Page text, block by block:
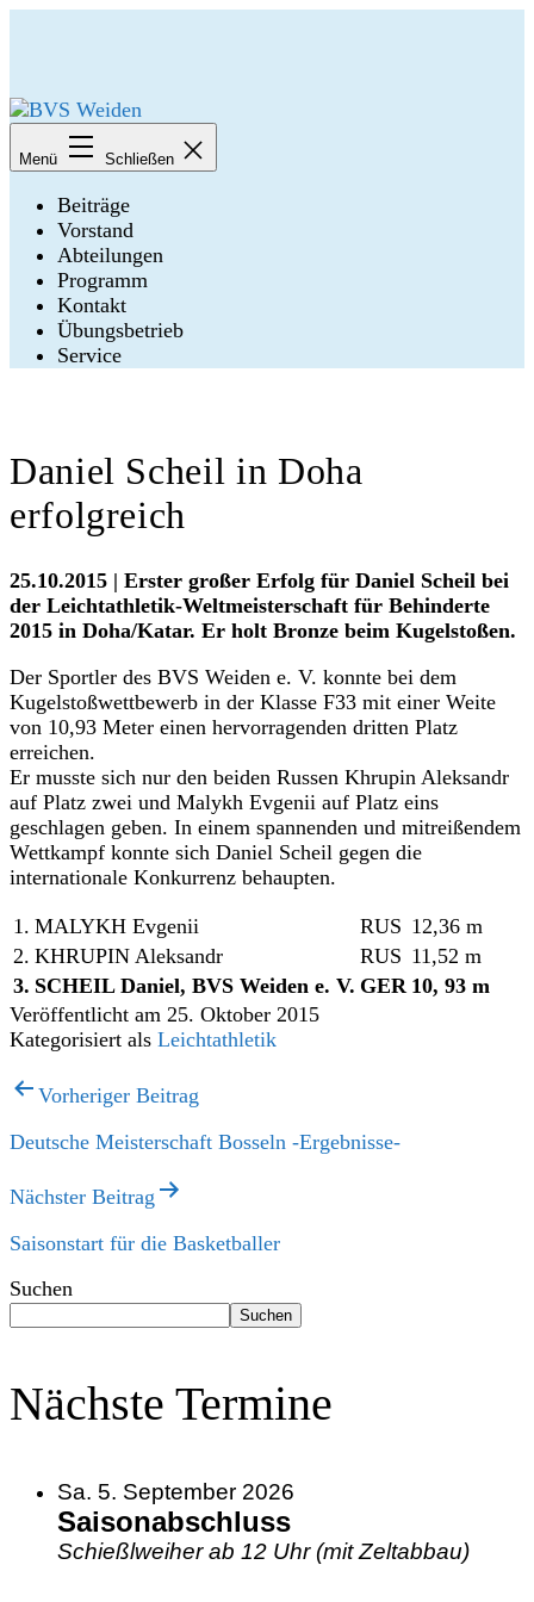
BVS
Weiden
Menü Schließen
Beiträge
Vorstand
Abteilungen
Programm
Kontakt
Übungsbetrieb
Service
Daniel Scheil in Doha
erfolgreich
25.10.2015 | Erster großer Erfolg für Daniel Scheil bei
der Leichtathletik-Weltmeisterschaft für Behinderte
2015 in Doha/Katar. Er holt Bronze beim Kugelstoßen.
Der Sportler des BVS Weiden e. V. konnte bei dem
Kugelstoßwettbewerb in der Klasse F33 mit einer Weite
von 10,93 Meter einen hervorragenden dritten Platz
erreichen.
Er musste sich nur den beiden Russen Khrupin Aleksandr
auf Platz zwei und Malykh Evgenii auf Platz eins
geschlagen geben. In einem spannenden und mitreißendem
Wettkampf konnte sich Daniel Scheil gegen die
internationale Konkurrenz behaupten.
1. MALYKH Evgenii RUS 12,36 m
2. KHRUPIN Aleksandr RUS 11,52 m
3. SCHEIL Daniel, BVS Weiden e. V. GER 10, 93 m
Veröffentlicht am 25. Oktober 2015
Kategorisiert als Leichtathletik
Beitragsnavigation
Vorheriger Beitrag
Deutsche Meisterschaft Bosseln -Ergebnisse-
Nächster Beitrag
Saisonstart für die Basketballer
Suchen
Suchen
Nächste Termine
Sa. 5. September 2026
Saisonabschluss
Schießlweiher ab 12 Uhr (mit Zeltabbau)